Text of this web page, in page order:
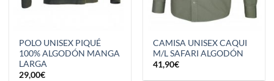
POLO UNISEX PIQUÉ
100% ALGODÓN MANGA
LARGA
29,00€
CAMISA UNISEX CAQUI
M/L SAFARI ALGODÓN
41,90€